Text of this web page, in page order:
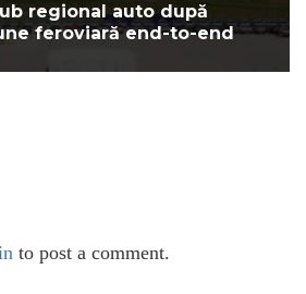
regional auto după
feroviară end-to-end
to post a comment.